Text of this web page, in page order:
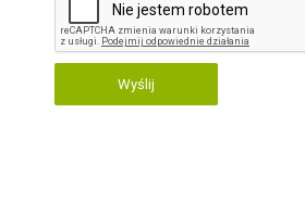
Wyślij